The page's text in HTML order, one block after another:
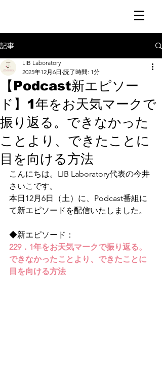
記事
【Podcast新エピソー
ド】1年をお天気マークで
振り返る。できなかった
ことより、できたことに
目を向ける方法
LIB Laboratory
2025年12月6日 読了時間: 1分
こんにちは。LIB Laboratory代表の今井
さいこです。
本日12月6日（土）に、Podcast番組に
て新エピソードを配信いたしました。
◆新エピソード：
229．1年をお天気マークで振り返る。
できなかったことより、できたことに
目を向ける方法